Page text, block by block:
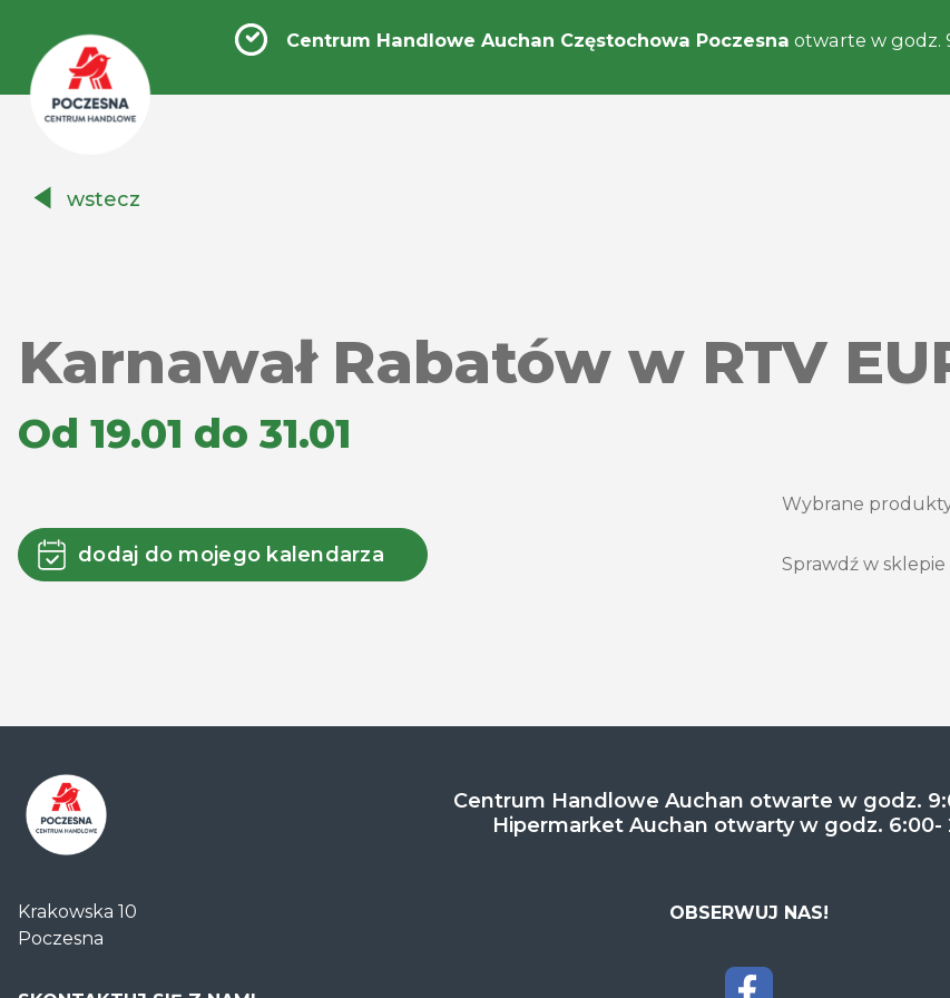
Handlowe
Centrum Handlowe Auchan Częstochowa Poczesna otwarte w godz.
wstecz
Karnawał Rabatów w RTV
Od 19.01 do 31.01
dodaj do mojego kalendarza
Wybrane produkty
Sprawdź w sklepie
Handlowe
Auchan
Krakowska 10
Poczesna
Centrum Handlowe Auchan otwarte w godz.
Hipermarket Auchan otwarty w godz. 6:00-
OBSERWUJ NAS!